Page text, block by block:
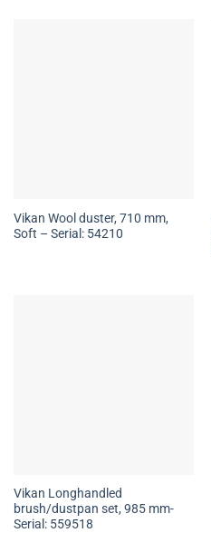
Vikan Wool duster, 710 mm,
Soft – Serial: 54210
Vikan Longhandled
brush/dustpan set, 985 mm-
Serial: 559518